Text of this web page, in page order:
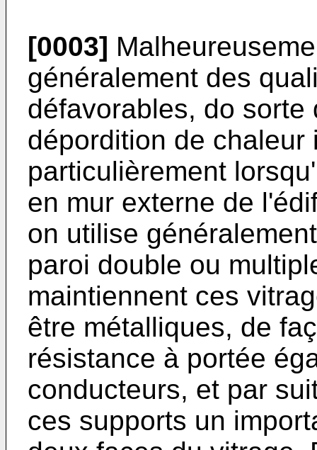
[0003]
généralement des
défavorables, do
dépordition de chaleur
particulièrement
en mur externe de
on utilise
paroi double ou
maintiennent ces
être métalliques, de
résistance à portée
conducteurs, et par
ces supports un